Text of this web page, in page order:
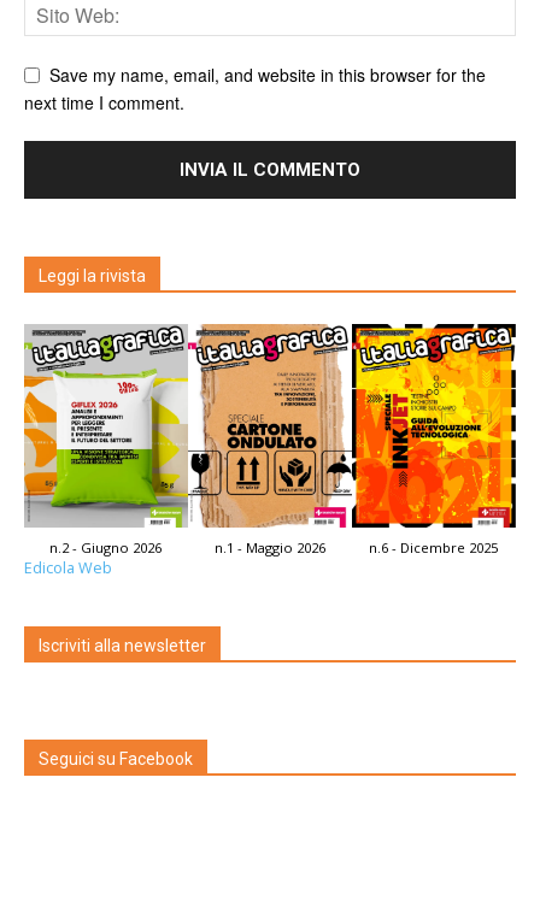
Save my name, email, and website in this browser for the
next time I comment.
Leggi la rivista
n.2 - Giugno 2026 n.1 - Maggio 2026 n.6 - Dicembre 2025
Edicola Web
Iscriviti alla newsletter
Seguici su Facebook